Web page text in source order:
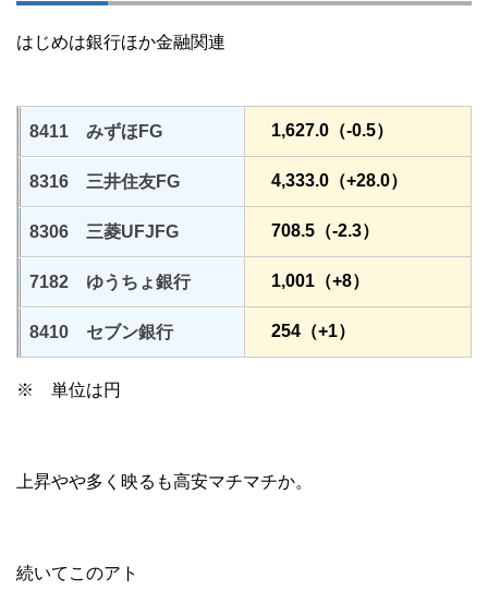
はじめは銀行ほか金融関連
8411 みずほFG 1,627.0（-0.5）
8316 三井住友FG 4,333.0（+28.0）
8306 三菱UFJFG 708.5（-2.3）
7182 ゆうちょ銀行 1,001（+8）
8410 セブン銀行 254（+1）
※ 単位は円
上昇やや多く映るも高安マチマチか。
続いてこのアト